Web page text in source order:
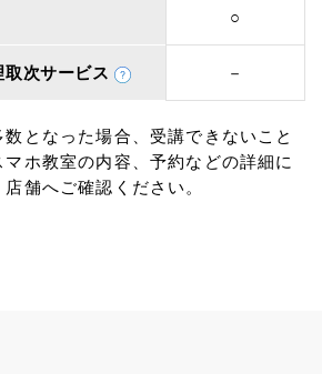
○
次サービス －
となった場合、受講できないこと
ホ教室の内容、予約などの詳細に
舗へご確認ください。